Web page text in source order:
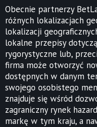
Obecnie partnerzy
różnych lokalizacjach
lokalizacji
lokalne przepisy
rygorystyczne lub,
firma może otworzyć
dostępnych w danym
swojego osobistego
znajduje się wśród
zagraniczny rynek
markę w tym kraju, a